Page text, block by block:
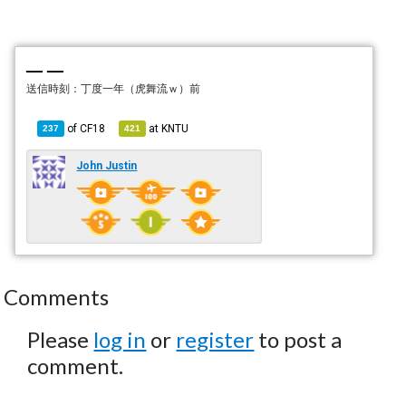
— —
送信時刻：丁度一年（虎舞流ｗ）前
237 ofCF18 421 atKNTU
John Justin
Comments
Please log in or register to post a
comment.